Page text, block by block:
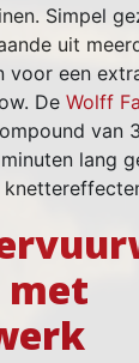
Simpel
uit
voor een
De Wolff
van
lang
met